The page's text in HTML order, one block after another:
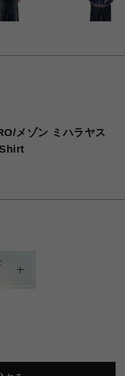
メゾン ミハラヤス